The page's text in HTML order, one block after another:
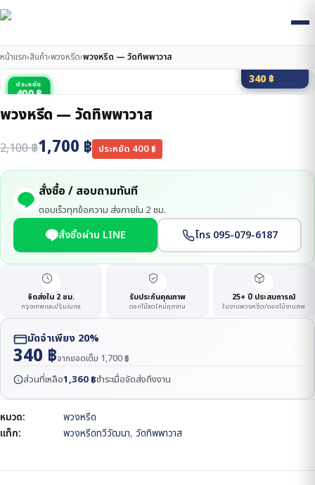
หน้าแรก›สินค้า›พวงหรีด›พวงหรีด — วัดทิพพาวาส
ประหยัด
400 ฿
มัดจำ 20%
340 ฿
พวงหรีด — วัดทิพพาวาส
2,100฿1,700 ฿ ประหยัด 400 ฿
สั่งซื้อ / สอบถามทันที
ตอบเร็วทุกข้อความ ส่งภายใน 2 ชม.
สั่งซื้อผ่าน LINE โทร 095-079-6187
จัดส่งใน 2 ชม.
กรุงเทพและปริมณฑล
รับประกันคุณภาพ
ดอกไม้สดใหม่ทุกงาน
25+ ปี ประสบการณ์
ในงานพวงหรีด/ดอกไม้งานศพ
มัดจำเพียง 20%
340 ฿จากยอดเต็ม 1,700฿
ส่วนที่เหลือ1,360 ฿ชำระเมื่อจัดส่งถึงงาน
หมวด:
พวงหรีด
แท็ก:
พวงหรีดทวีวัฒนา, วัดทิพพาวาส